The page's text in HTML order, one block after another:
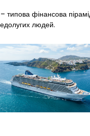
типова фінансова
людей.